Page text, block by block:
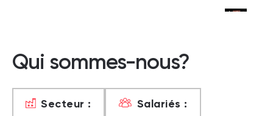
Qui sommes-nous?
Secteur : Salariés :